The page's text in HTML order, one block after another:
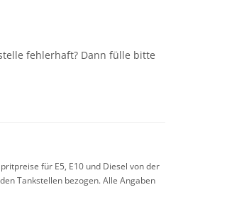
fehlerhaft? Dann fülle bitte
für E5, E10 und Diesel von der
Tankstellen bezogen. Alle Angaben